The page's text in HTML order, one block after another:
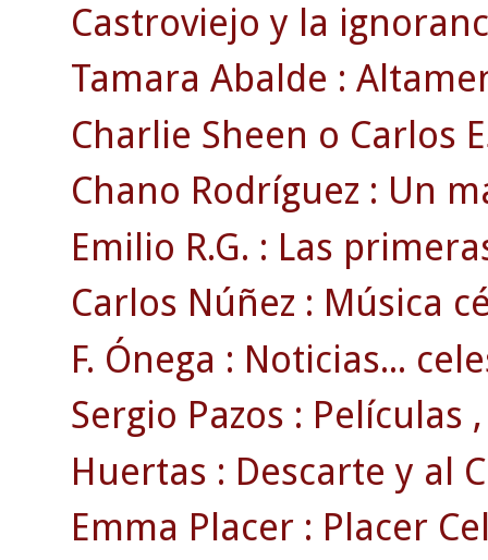
Castroviejo y la
Tamara Abalde :
Charlie Sheen o Carlos
Chano Rodríguez : Un
Emilio R.G. : Las
Carlos Núñez : Música
F. Ónega : Noticias...
Sergio Pazos :
Huertas : Descarte y al
Emma Placer : Placer